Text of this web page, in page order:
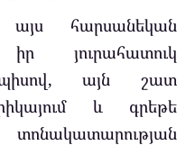
այս հարսանեկան
յուրահատուկ
այն շատ
և գրեթե